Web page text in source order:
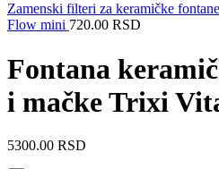
Zamenski filteri za keramičke
Flow mini 720.00 RSD
Fontana
i mačke Trixi
5300.00 RSD